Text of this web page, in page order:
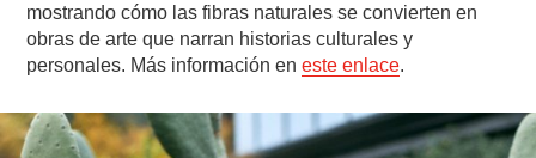
mostrando cómo las fibras naturales se convierten en
obras de arte que narran historias culturales y
personales. Más información eneste enlace.